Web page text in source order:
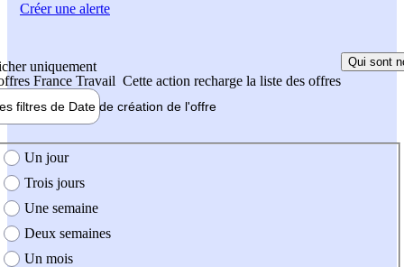
uniquement
France Travail Cette action recharge la liste des offres
Qui sont
filtres de Date de création de l'offre
création de l'offre
Un jour
Trois jours
Une semaine
Deux semaines
Un mois
Créer une alerte